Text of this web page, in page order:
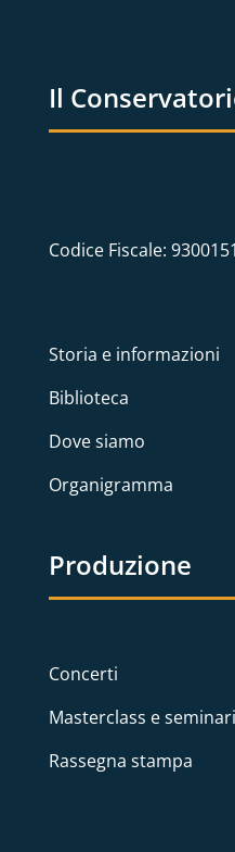
Il
Codice Fiscale:
Storia e informazioni
Biblioteca
Dove siamo
Organigramma
Produzione
Concerti
Masterclass e seminari
Rassegna stampa